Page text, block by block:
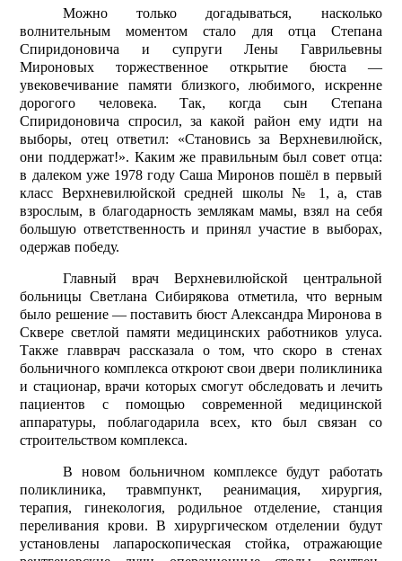
Можно только догадываться, насколько
волнительным моментом стало для отца Степана
Спиридоновича и супруги Лены Гаврильевны
Мироновых торжественное открытие бюста —
увековечивание памяти близкого, любимого, искренне
дорогого человека. Так, когда сын Степана
Спиридоновича спросил, за какой район ему идти на
выборы, отец ответил: «Становись за Верхневилюйск,
они поддержат!». Каким же правильным был совет отца:
в далеком уже 1978 году Саша Миронов пошёл в первый
класс Верхневилюйской средней школы № 1, а, став
взрослым, в благодарность землякам мамы, взял на себя
большую ответственность и принял участие в выборах,
одержав победу.
Главный врач Верхневилюйской центральной
больницы Светлана Сибирякова отметила, что верным
было решение — поставить бюст Александра Миронова в
Сквере светлой памяти медицинских работников улуса.
Также главврач рассказала о том, что скоро в стенах
больничного комплекса откроют свои двери поликлиника
и стационар, врачи которых смогут обследовать и лечить
пациентов с помощью современной медицинской
аппаратуры, поблагодарила всех, кто был связан со
строительством комплекса.
В новом больничном комплексе будут работать
поликлиника, травмпункт, реанимация, хирургия,
терапия, гинекология, родильное отделение, станция
переливания крови. В хирургическом отделении будут
установлены лапароскопическая стойка, отражающие